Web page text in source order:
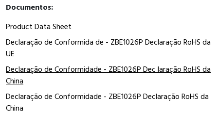
Documentos:
Product Data Sheet
Declaração de Conformida de - ZBE1026P Declaração RoHS da
UE
Declaração de Conformidade - ZBE1026P Dec laração RoHS da
China
Declaração de Conformidade - ZBE1026P Declaração RoHS da
China